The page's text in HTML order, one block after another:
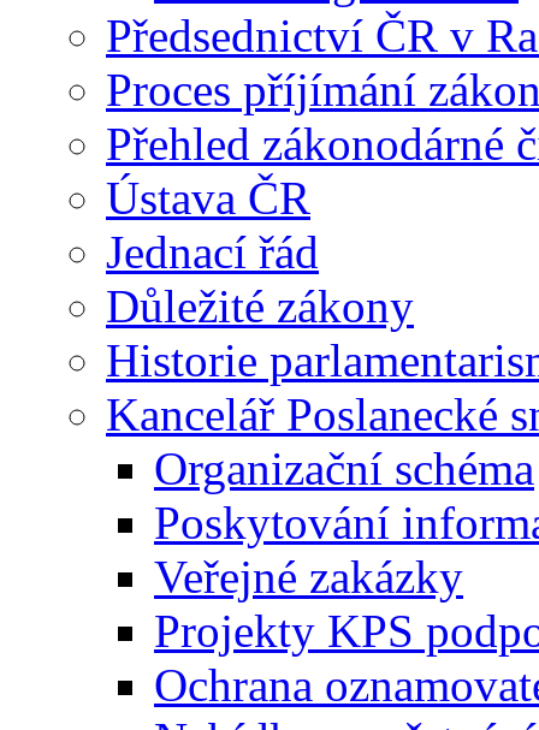
Předsednictví ČR v
Proces příjímání
Přehled zákonodárné
Ústava ČR
Jednací řád
Důležité zákony
Historie
Kancelář Poslanecké
Organizační schéma
Poskytování
Veřejné zakázky
Projekty KPS
Ochrana